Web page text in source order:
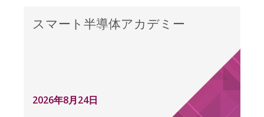
スマート半導体アカデミー
2026年8月24日